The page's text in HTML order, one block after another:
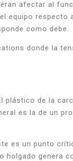
afectar al
equipo respecto
como debe.
donde la
plástico de la
es la de un
es un punto
genera